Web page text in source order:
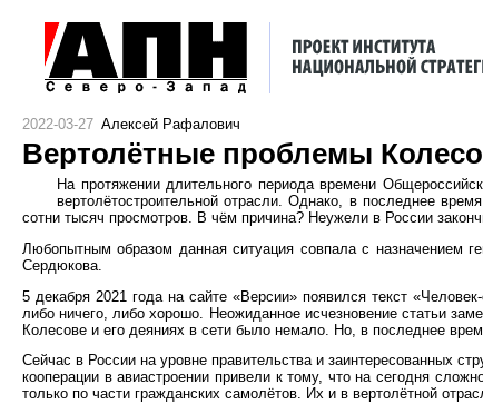
2022-03-27 Алексей Рафалович
Вертолётные проблемы
На протяжении длительного периода времени
вертолётостроительной отрасли. Однако, в последнее
сотни тысяч просмотров. В чём причина? Неужели в России
Любопытным образом данная ситуация совпала с назначением
Сердюкова.
5 декабря 2021 года на сайте «Версии» появился текст
либо ничего, либо хорошо. Неожиданное исчезновение статьи
Колесове и его деяниях в сети было немало. Но, в последнее
Сейчас в России на уровне правительства и заинтересованных
кооперации в авиастроении привели к тому, что на сегодня
только по части гражданских самолётов. Их и в вертолётной